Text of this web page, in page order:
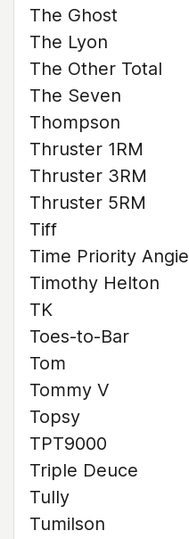
The Ghost
The Lyon
The Other Total
The Seven
Thompson
Thruster 1RM
Thruster 3RM
Thruster 5RM
Tiff
Time Priority Angie
Timothy Helton
TK
Toes-to-Bar
Tom
Tommy V
Topsy
TPT9000
Triple Deuce
Tully
Tumilson